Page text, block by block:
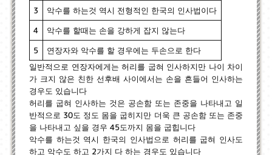
3 악수를 하는것 역시 전형적인 한국의 인사법이다
4 악수를 할때는 손을 강하게 잡지 않는다
5 연장자와 악수를 할 경우에는 두손으로 한다
일반적으로 연장자에게는 허리를 굽혀 인사하지만 나이 차이
가 크지 않은 친한 선후배 사이에서는 손을 흔들어 인사하는
경우도 있습니다
허리를 굽혀 인사하는 것은 공손함 또는 존중을 나타내고 일
반적으로 30도 정도 몸을 굽히지만 더욱 큰 공손함 또는 존중
을 나타내고 싶을 경우 45도까지 몸을 굽힙니다
악수를 하는것 역시 한국의 인사법으로 허리를 굽혀 인사도
하고 악수도 하고 2가지 다 하는 경우도 있습니다